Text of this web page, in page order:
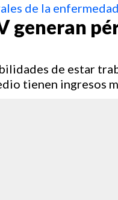
de la
generan
de estar
tienen ingresos